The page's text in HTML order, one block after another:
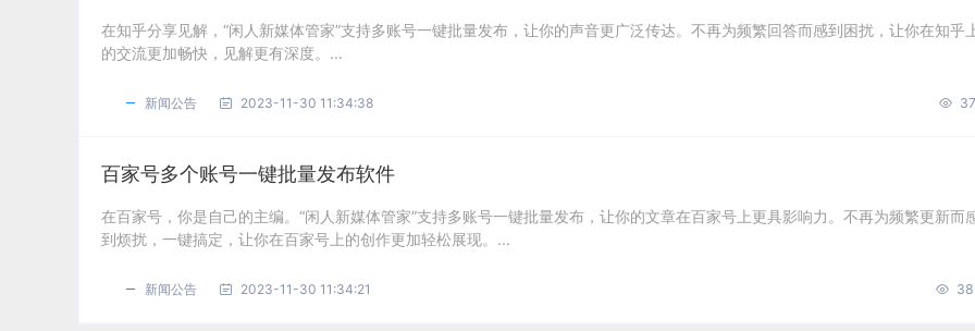
在知乎分享见解，“闲人新媒体管家”支持多账号一键批量发布，让你的声音更广泛传达。不再为频繁回答而感到困扰，让你在知乎
的交流更加畅快，见解更有深度。...
新闻公告 2023-11-30 11:34:38
百家号多个账号一键批量发布软件
在百家号，你是自己的主编。“闲人新媒体管家”支持多账号一键批量发布，让你的文章在百家号上更具影响力。不再为频繁更新而
到烦扰，一键搞定，让你在百家号上的创作更加轻松展现。...
新闻公告 2023-11-30 11:34:21